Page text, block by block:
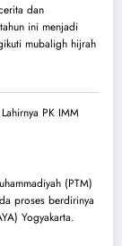
dan
ini menjadi
mubaligh hijrah
PK IMM
(PTM)
proses berdirinya
Yogyakarta.